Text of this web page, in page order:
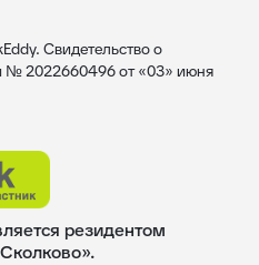
Свидетельство о
№ 2022660496 от «03» июня
резидентом